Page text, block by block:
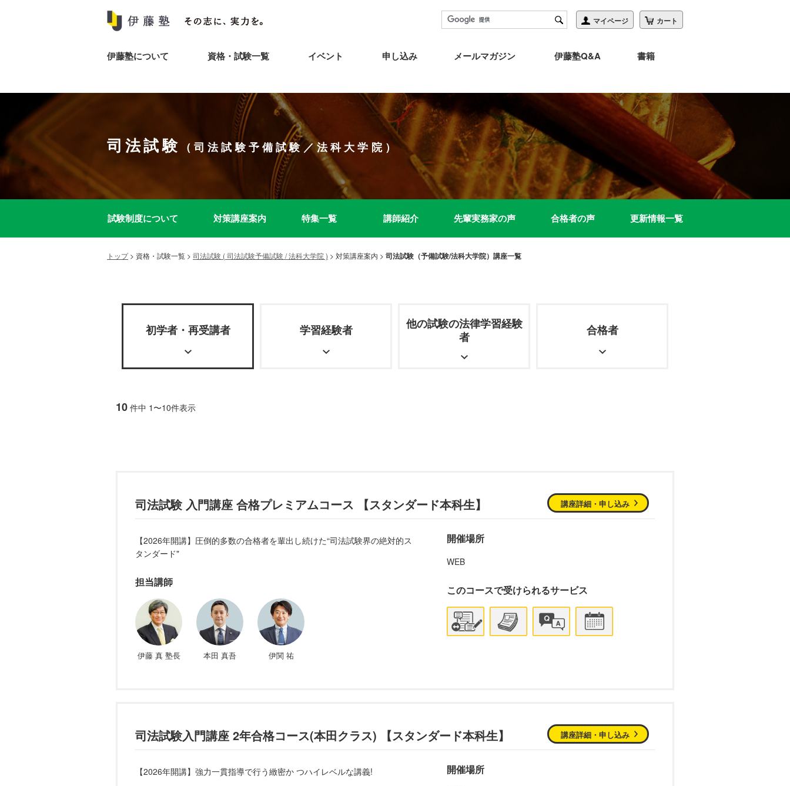
伊藤塾について 資格・試験一覧 イベント 申し込み メールマガジン 伊藤塾Q&A 書籍
司法試験 （司法試験予備試験／法科大学院）
試験制度について 対策講座案内 特集一覧 講師紹介 先輩実務家の声 合格者の声 更新情報一覧
トップ> 資格・試験一覧 > 司法試験 ( 司法試験予備試験 / 法科大学院 ) > 対策講座案内 > 司法試験（予備試験/法科大学院）講座一覧
初学者・再受講者 学習経験者
他の試験の法律学習経験
者
合格者
10 件中 1〜10件表示
司法試験 入門講座 合格プレミアムコース 【スタンダード本科生】 講座詳細・申し込み
【2026年開講】圧倒的多数の合格者を輩出し続けた“司法試験界の絶対的ス
タンダード"
担当講師
伊藤 真 塾長 本田 真吾 伊関 祐
開催場所
WEB
このコースで受けられるサービス
司法試験入門講座 2年合格コース(本田クラス) 【スタンダード本科生】 講座詳細・申し込み
【2026年開講】強力一貫指導で行う緻密か つハイレベルな講義! 開催場所